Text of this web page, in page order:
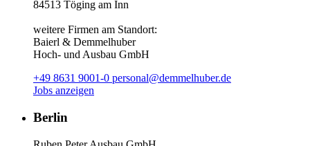
84513 Töging am Inn
weitere Firmen am Standort:
Baierl & Demmelhuber
Hoch- und Ausbau GmbH
+49 8631 9001-0 personal@demmelhuber.de
Jobs anzeigen
Berlin